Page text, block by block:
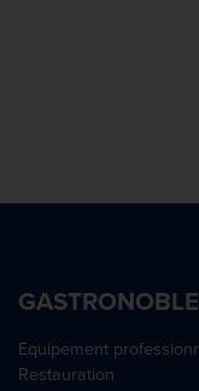
GASTRONOBLE
Equipement
Restauration